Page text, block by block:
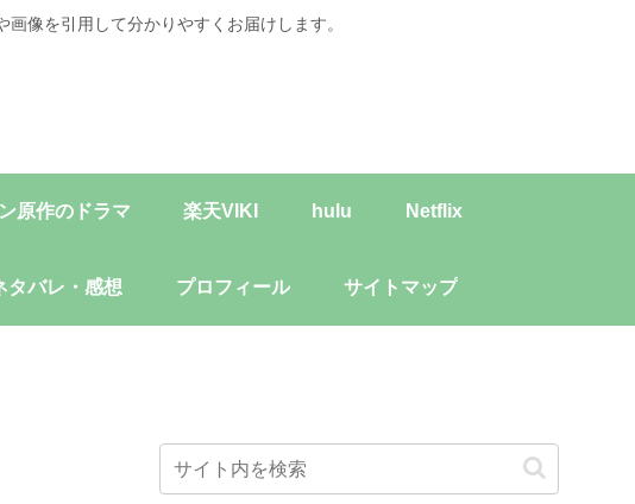
像を引用して分かりやすくお届けします。
原作のドラマ 楽天VIKI hulu Netflix
タバレ・感想 プロフィール サイトマップ